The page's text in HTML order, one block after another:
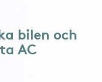
bilen och
AC